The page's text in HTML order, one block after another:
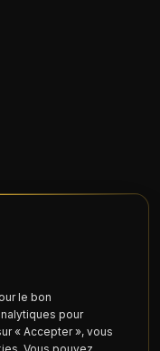
le bon
pour
« Accepter », vous